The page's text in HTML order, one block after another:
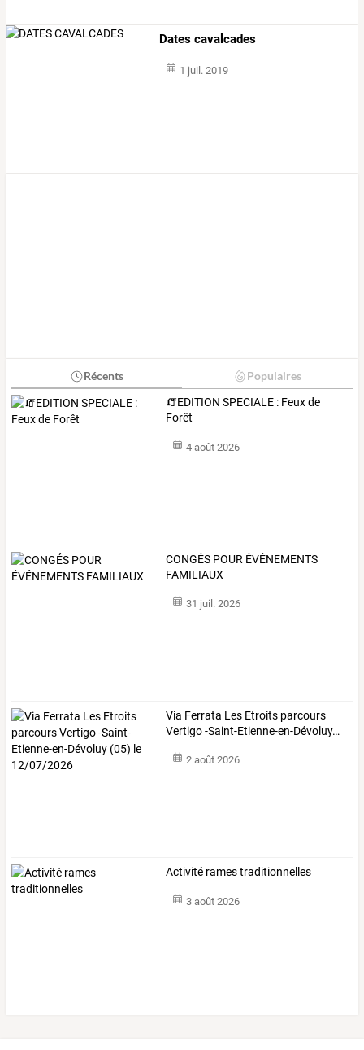
Dates cavalcades
1 juil. 2019
Récents Populaires
🧯EDITION SPECIALE : Feux de
Forêt
4 août 2026
CONGÉS POUR ÉVÉNEMENTS
FAMILIAUX
31 juil. 2026
Via Ferrata Les Etroits parcours
Vertigo-Saint-Etienne-en-Dévoluy…
2 août 2026
Activité rames traditionnelles
3 août 2026